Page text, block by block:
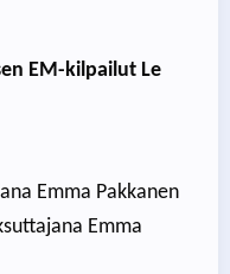
EM-kilpailut Le
Emma Pakkanen
Emma